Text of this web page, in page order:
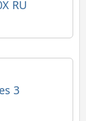
RU
3